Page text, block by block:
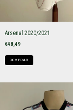
Arsenal 2020/2021
€48,49
COMPRAR